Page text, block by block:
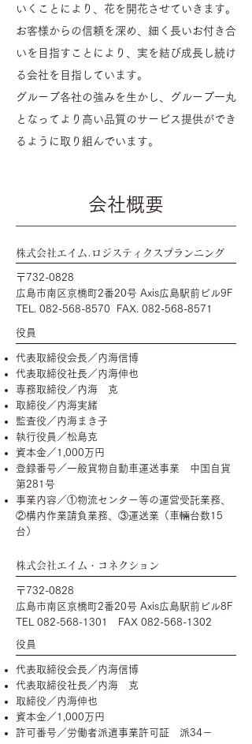
いくことにより、花を開花させていきます。
お客様からの信頼を深め、細く長いお付き合
いを目指すことにより、実を結び成長し続け
る会社を目指しています。
グループ各社の強みを生かし、グループ一丸
となってより高い品質のサービス提供ができ
るように取り組んでいます。
会社概要
株式会社エイム.ロジスティクスプランニング
〒732-0828
広島市南区京橋町2番20号 Axis広島駅前ビル9F
TEL. 082-568-8570 FAX. 082-568-8571
役員
代表取締役会長／内海信博
代表取締役社長／内海伸也
専務取締役／内海 克
取締役／内海実緒
監査役／内海まき子
執行役員／松島克
資本金／1,000万円
登録番号／一般貨物自動車運送事業 中国自貨
第281号
事業内容／①物流センター等の運営受託業務、
②構内作業請負業務、③運送業（車輛台数15
台）
株式会社エイム・コネクション
〒732-0828
広島市南区京橋町2番20号 Axis広島駅前ビル8F
TEL 082-568-1301 FAX 082-568-1302
役員
代表取締役会長／内海信博
代表取締役社長／内海 克
取締役／内海伸也
資本金／1,000万円
許可番号／労働者派遣事業許可証 派34－